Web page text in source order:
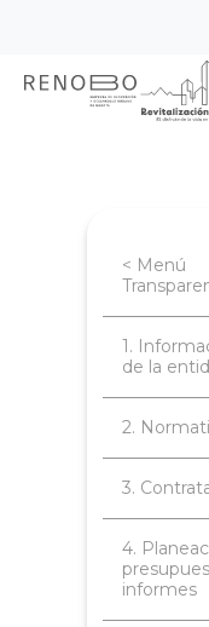
contenido
Sitio
< Menú
1.
de la
2.
3.
4.
informes